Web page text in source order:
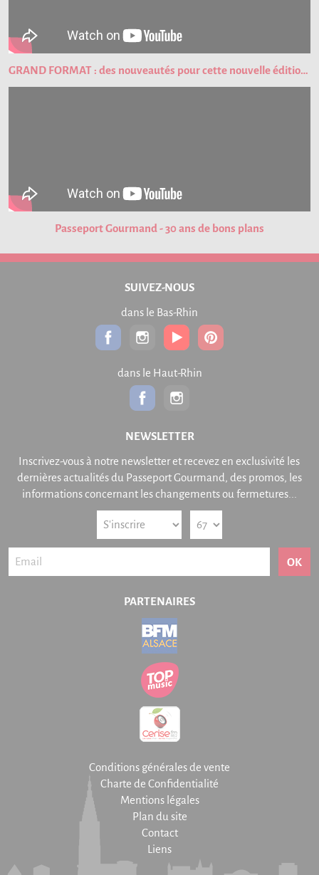
GRAND FORMAT : des nouveautés pour cette nouvelle édition du Passeport Gourmand !
Passeport Gourmand - 30 ans de bons plans
SUIVEZ-NOUS
dans le Bas-Rhin
dans le Haut-Rhin
NEWSLETTER
Inscrivez-vous à notre newsletter et recevez en exclusivité les
dernières actualités du Passeport Gourmand, des promos, les
informations concernant les changements ou fermetures...
OK
PARTENAIRES
Conditions générales de vente
Charte de Confidentialité
Mentions légales
Plan du site
Contact
Liens